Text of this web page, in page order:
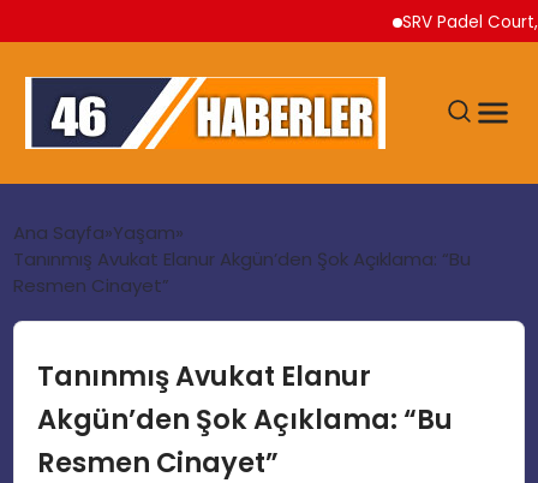
SRV Padel Court,
GÜNDEM
EKONOMI
SIYASET
Ana Sayfa Yaşam
Tanınmış Avukat Elanur Akgün’den Şok Açıklama: “Bu
Resmen Cinayet”
Tanınmış Avukat Elanur
Akgün’den Şok Açıklama: “Bu
Resmen Cinayet”